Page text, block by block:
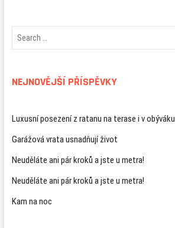
NEJNOVĚJŠÍ PŘÍSPĚVKY
Luxusní posezení z ratanu na terase i v obýváku
Garážová vrata usnadňují život
Neuděláte ani pár kroků a jste u metra!
Neuděláte ani pár kroků a jste u metra!
Kam na noc